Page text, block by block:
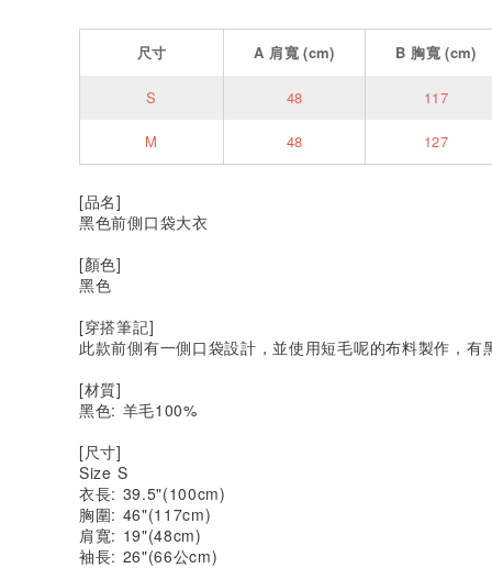
尺寸 A 肩寬(cm) B 胸寬(cm)
S 48 117
M 48 127
[品名]
黑色前側口袋大衣
[顏色]
黑色
[穿搭筆記]
此款前側有一側口袋設計，並使用短毛呢的布料製作，有
[材質]
黑色: 羊毛100%
[尺寸]
Size S
衣長: 39.5"(100cm)
胸圍: 46"(117cm)
肩寬: 19"(48cm)
袖長: 26"(66公cm)